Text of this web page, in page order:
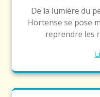
De la lumière du
Hortense se pose
reprendre les